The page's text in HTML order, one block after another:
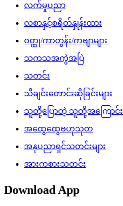
လက်မှုပညာ
လစာနှင့်စရိတ်နှုန်းထား
ဝတ္ထု/ကာတွန်း/ကဗျာများ
သကသအကွဲအပြဲ
သတင်း
သီချင်းတောင်းဆိုခြင်းများ
သူတို့ပြောတဲ့ သူတို့အကြောင်း
အထွေထွေဗဟုသုတ
အနုပညာရှင်သတင်းများ
အားကစားသတင်း
Download App